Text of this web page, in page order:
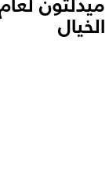
الخيال